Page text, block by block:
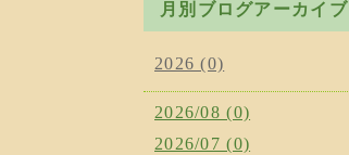
月別ブログアーカイブ
2026 (0)
2026/08 (0)
2026/07 (0)